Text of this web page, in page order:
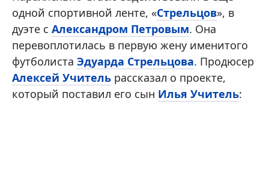
одной спортивной ленте, «Стрельцов», в
дуэте с Александром Петровым. Она
перевоплотилась в первую жену именитого
футболиста Эдуарда Стрельцова. Продюсер
Алексей Учитель рассказал о проекте,
который поставил его сын Илья Учитель: